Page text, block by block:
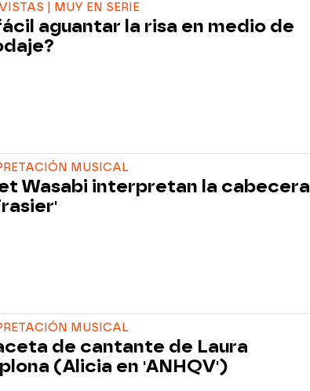
| MUY EN SERIE
aguantar la risa en medio de
MUSICAL
Wasabi interpretan la cabecera
MUSICAL
de cantante de Laura
(Alicia en 'ANHQV')